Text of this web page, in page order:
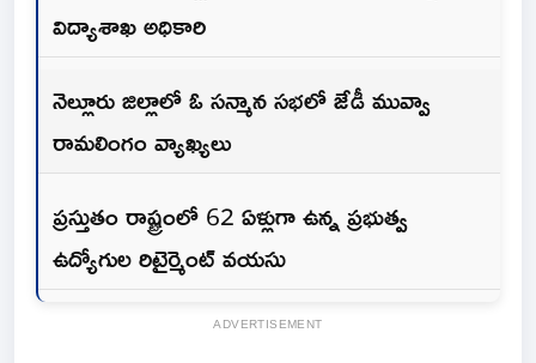
విద్యాశాఖ అధికారి
నెల్లూరు జిల్లాలో ఓ సన్మాన సభలో జేడీ మువ్వా
రామలింగం వ్యాఖ్యలు
ప్రస్తుతం రాష్ట్రంలో 62 ఏళ్లుగా ఉన్న‌ ప్రభుత్వ
ఉద్యోగుల రిటైర్మెంట్ వయసు
ADVERTISEMENT